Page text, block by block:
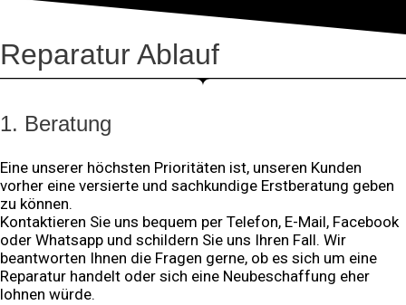
Reparatur Ablauf
1. Beratung
Eine unserer höchsten Prioritäten ist, unseren Kunden
vorher eine versierte und sachkundige Erstberatung geben
zu können.
Kontaktieren Sie uns bequem per Telefon, E-Mail, Facebook
oder Whatsapp und schildern Sie uns Ihren Fall. Wir
beantworten Ihnen die Fragen gerne, ob es sich um eine
Reparatur handelt oder sich eine Neubeschaffung eher
lohnen würde.